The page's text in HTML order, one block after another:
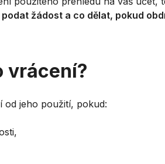
žádost a co dělat, pokud
vrácení?
od jeho použití, pokud: